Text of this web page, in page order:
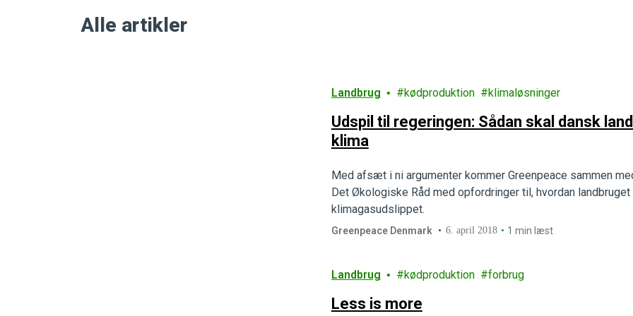
Alle artikler
Landbrug kødproduktion klimaløsninger
Udspil til regeringen: Sådan skal dansk
klima
Med afsæt i ni argumenter kommer Greenpeace sammen
Det Økologiske Råd med opfordringer til, hvordan
klimagasudslippet.
Greenpeace Denmark 6. april 2018 1 min læst
Landbrug kødproduktion forbrug
Less is more